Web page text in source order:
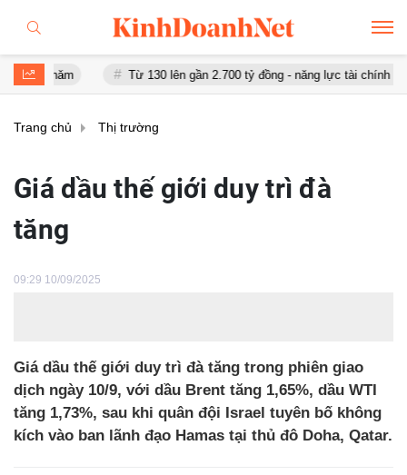
Từ 130 lên gần 2.700 tỷ đồng - năng lực tài chính của
Trang chủ Thị trường
Giá dầu thế giới duy trì đà
tăng
09:29 10/09/2025
Giá dầu thế giới duy trì đà tăng trong phiên giao
dịch ngày 10/9, với dầu Brent tăng 1,65%, dầu WTI
tăng 1,73%, sau khi quân đội Israel tuyên bố không
kích vào ban lãnh đạo Hamas tại thủ đô Doha, Qatar.